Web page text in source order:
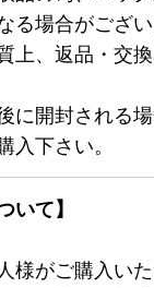
る場合がござい
上、返品・交
に開封される
入下さい。
いて】
様がご購入い